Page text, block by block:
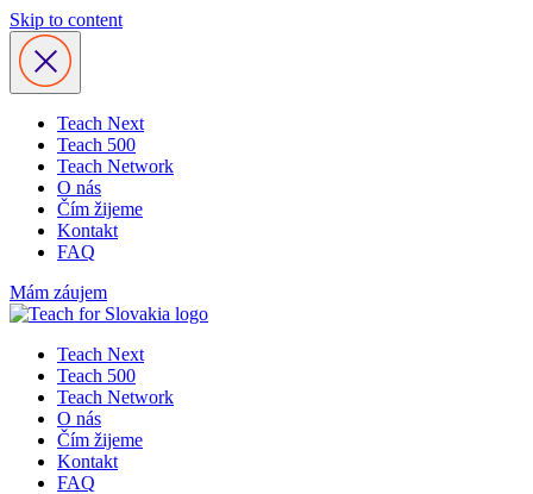
Skip to content
Teach Next
Teach 500
Teach Network
O nás
Čím žijeme
Kontakt
FAQ
Mám záujem
Teach Next
Teach 500
Teach Network
O nás
Čím žijeme
Kontakt
FAQ